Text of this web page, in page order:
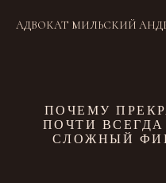
АДВОКАТ МИЛЬСКИЙ
ПОЧЕМУ
ПОЧТИ
СЛОЖНЫЙ